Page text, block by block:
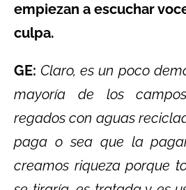
empiezan a escuchar
culpa.
GE: Claro, es un poco
mayoría de los
regados con aguas
paga o sea que la
creamos riqueza porque